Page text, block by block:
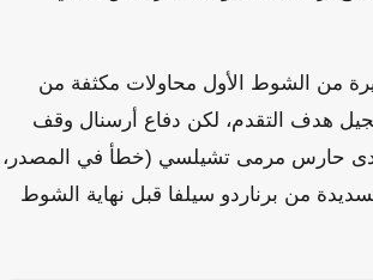
من الشوط الأول محاولات مكثفة من
هدف التقدم، لكن دفاع أرسنال وقف
حارس مرمى تشيلسي (خطأ في المصدر،
من برناردو سيلفا قبل نهاية الشوط